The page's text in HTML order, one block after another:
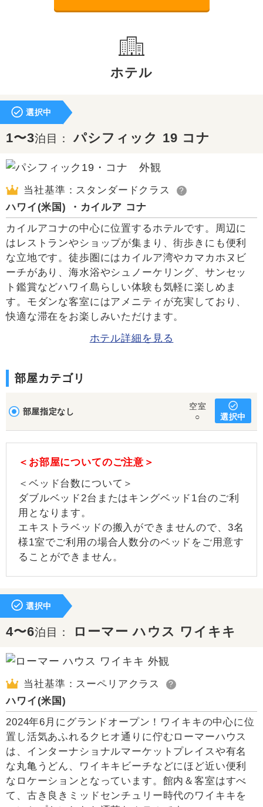
ホテル
選択中
1〜3泊目：パシフィック 19 コナ
当社基準：スタンダードクラス ?
ハワイ(米国) ・カイルア コナ
カイルアコナの中心に位置するホテルです。周辺に
はレストランやショップが集まり、街歩きにも便利
な立地です。徒歩圏にはカイルア湾やカマカホヌビ
ーチがあり、海水浴やシュノーケリング、サンセッ
ト鑑賞などハワイ島らしい体験も気軽に楽しめま
す。モダンな客室にはアメニティが充実しており、
快適な滞在をお楽しみいただけます。
ホテル詳細を見る
部屋カテゴリ
部屋指定なし
空室
○
選択中
＜お部屋についてのご注意＞
＜ベッド台数について＞
ダブルベッド2台またはキングベッド1台のご利
用となります。
エキストラベッドの搬入ができませんので、3名
様1室でご利用の場合人数分のベッドをご用意す
ることができません。
選択中
4〜6泊目： ローマー ハウス ワイキキ
当社基準：スーペリアクラス ?
ハワイ(米国)
2024年6月にグランドオープン！ワイキキの中心に位
置し活気あふれるクヒオ通りに佇むローマーハウス
は、インターナショナルマーケットプレイスや有名
な丸亀うどん、ワイキキビーチなどにほど近い便利
なロケーションとなっています。館内＆客室はすべ
て、古き良きミッドセンチュリー時代のワイキキを